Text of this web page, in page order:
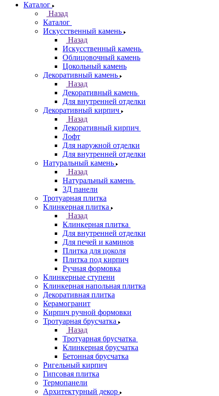
Каталог
Назад
Каталог
Искусственный камень
Назад
Искусственный камень
Облицовочный камень
Цокольный камень
Декоративный камень
Назад
Декоративный камень
Для внутренней отделки
Декоративный кирпич
Назад
Декоративный кирпич
Лофт
Для наружной отделки
Для внутренней отделки
Натуральный камень
Назад
Натуральный камень
3Д панели
Тротуарная плитка
Клинкерная плитка
Назад
Клинкерная плитка
Для внутренней отделки
Для печей и каминов
Плитка для цоколя
Плитка под кирпич
Ручная формовка
Клинкерные ступени
Клинкерная напольная плитка
Декоративная плитка
Керамогранит
Кирпич ручной формовки
Тротуарная брусчатка
Назад
Тротуарная брусчатка
Клинкерная брусчатка
Бетонная брусчатка
Ригельный кирпич
Гипсовая плитка
Термопанели
Архитектурный декор